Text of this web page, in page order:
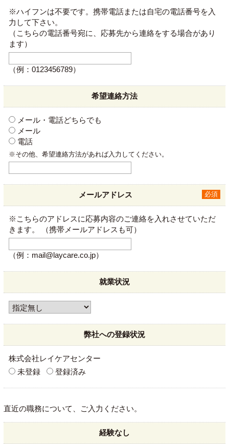
※ハイフンは不要です。携帯電話または自宅の電話番号を入
力して下さい。
（こちらの電話番号宛に、応募先から連絡をする場合があり
ます）
（例：0123456789）
希望連絡方法
メール・電話どちらでも
メール
電話
※その他、希望連絡方法があれば入力してください。
メールアドレス 必須
※こちらのアドレスに応募内容のご連絡を入れさせていただ
きます。
（携帯メールアドレスも可）
（例：mail@laycare.co.jp）
就業状況
弊社への登録状況
株式会社レイケアセンター
未登録
登録済み
直近の職務について、ご入力ください。
経験なし